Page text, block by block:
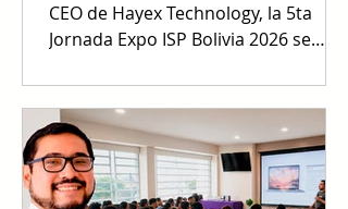
CEO de Hayex Technology, la 5ta
Jornada Expo ISP Bolivia 2026 se
tecnológico en Bolivia. El Hotel Los
Tajibos fue el escenario donde
operadores, cooperativas y gigantes
de la fabricación convergieron para
definir la hoja de ruta de la banda